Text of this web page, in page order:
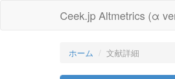
Ceek.jp Altmetrics (α
ホーム 文献詳細